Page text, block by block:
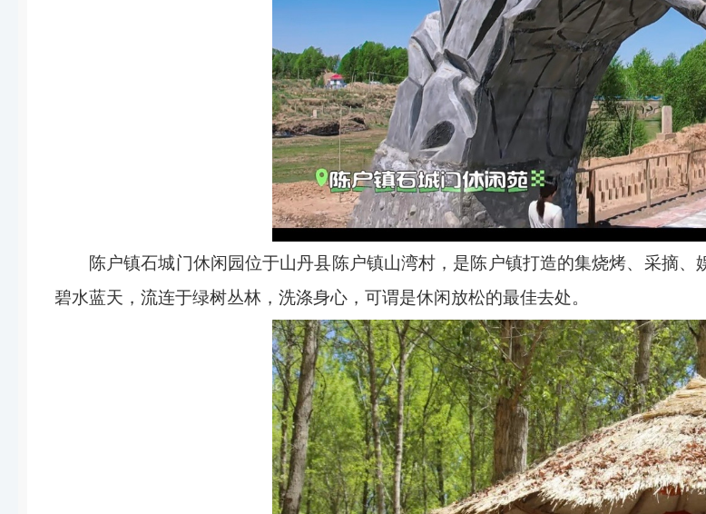
陈户镇石城门休闲园位于山丹县陈户镇山湾村，是陈户镇打造的集烧烤、采摘
碧水蓝天，流连于绿树丛林，洗涤身心，可谓是休闲放松的最佳去处。